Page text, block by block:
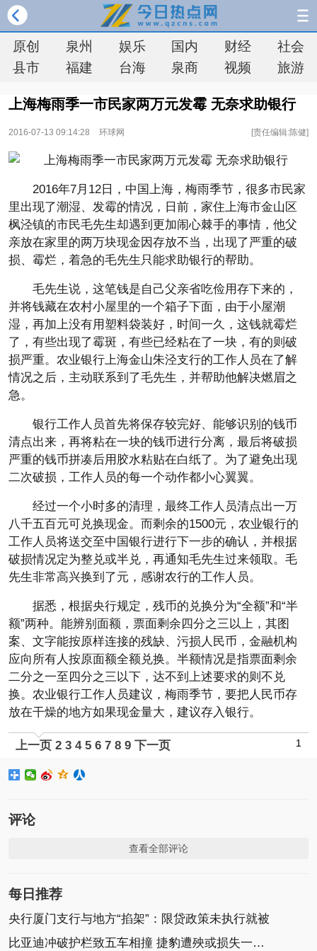
原创 泉州 娱乐 国内 财经
社会
县市
福建 台海 泉商 视频 旅游
上海梅雨季一市民家两万元发霉 无奈求助银行
2016-07-13 09:14:28 环球网 [责任编辑:陈健]
2016年7月12日，中国上海，梅雨季节，很多市民家
里出现了潮湿、发霉的情况，日前，家住上海市金山区
枫泾镇的市民毛先生却遇到更加闹心棘手的事情，他父
亲放在家里的两万块现金因存放不当，出现了严重的破
损、霉烂，着急的毛先生只能求助银行的帮助。
毛先生说，这笔钱是自己父亲省吃俭用存下来的，
并将钱藏在农村小屋里的一个箱子下面，由于小屋潮
湿，再加上没有用塑料袋装好，时间一久，这钱就霉烂
了，有些出现了霉斑，有些已经粘在了一块，有的则破
损严重。农业银行上海金山朱泾支行的工作人员在了解
情况之后，主动联系到了毛先生，并帮助他解决燃眉之
急。
银行工作人员首先将保存较完好、能够识别的钱币
清点出来，再将粘在一块的钱币进行分离，最后将破损
严重的钱币拼凑后用胶水粘贴在白纸了。为了避免出现
二次破损，工作人员的每一个动作都小心翼翼。
经过一个小时多的清理，最终工作人员清点出一万
八千五百元可兑换现金。而剩余的1500元，农业银行的
工作人员将送交至中国银行进行下一步的确认，并根据
破损情况定为整兑或半兑，再通知毛先生过来领取。毛
先生非常高兴换到了元，感谢农行的工作人员。
据悉，根据央行规定，残币的兑换分为“全额”和“半
额”两种。能辨别面额，票面剩余四分之三以上，其图
案、文字能按原样连接的残缺、污损人民币，金融机构
应向所有人按原面额全额兑换。半额情况是指票面剩余
二分之一至四分之三以下，达不到上述要求的则不兑
换。农业银行工作人员建议，梅雨季节，要把人民币存
放在干燥的地方如果现金量大，建议存入银行。
上一页 1
2 3 4 5 6 7 8 9 下一页
评论
查看全部评论
每日推荐
央行厦门支行与地方“掐架”：限贷政策未执行就被
比亚迪冲破护栏致五车相撞 捷豹遭殃或损失一二十万